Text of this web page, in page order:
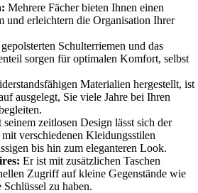
Mehrere Fächer bieten Ihnen einen
und erleichtern die Organisation Ihrer
Schulterriemen und das
sorgen für optimalen Komfort, selbst
Materialien hergestellt, ist
ausgelegt, Sie viele Jahre bei Ihren
zeitlosen Design lässt sich der
verschiedenen Kleidungsstilen
bis hin zum eleganteren Look.
Er ist mit zusätzlichen Taschen
Zugriff auf kleine Gegenstände wie
zu haben.